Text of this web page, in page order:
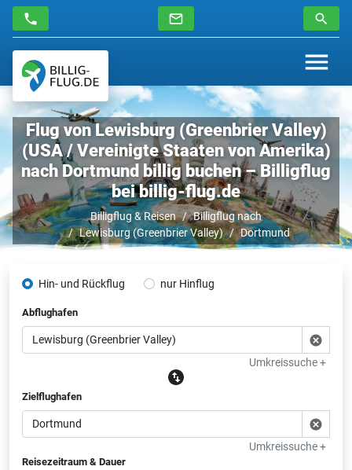
Flug von Lewisburg (Greenbrier Valley)
(USA / Vereinigte Staaten von Amerika)
nach Dortmund billig buchen – Billigflug
bei billig-flug.de
Billigflug & Reisen
Billigflug nach
Lewisburg (Greenbrier Valley)
Dortmund
Hin- und Rückflug nur Hinflug
Abflughafen
Umkreissuche +
Zielflughafen
Umkreissuche +
Reisezeitraum & Dauer